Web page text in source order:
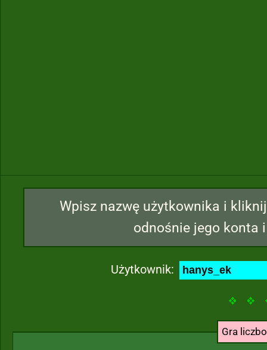
Wpisz nazwę użytkownika i
odnośnie jego konta
Użytkownik:
Gra